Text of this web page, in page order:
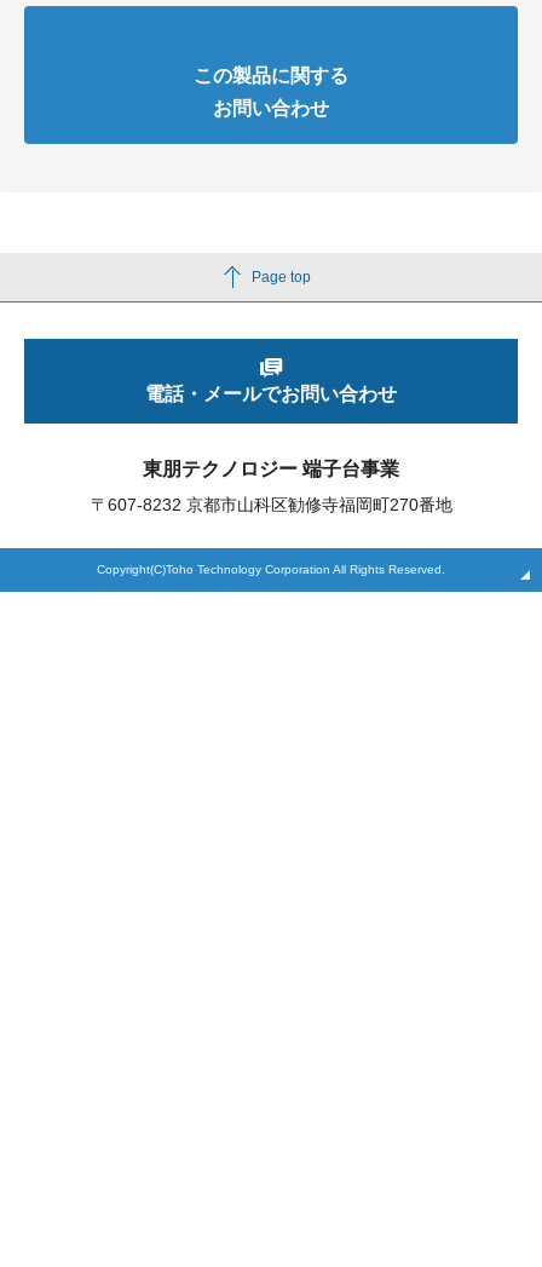
この製品に関する
お問い合わせ
Page top
東朋テクノロジー 端子台事業
〒607-8232 京都市山科区勧修寺福岡町270番地
電話・メールでお問い合わせ
Copyright(C)Toho Technology Corporation All Rights Reserved.